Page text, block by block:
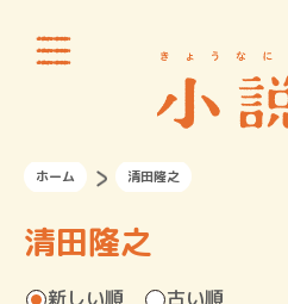
ホーム 清田隆之
清田隆之
新しい順 古い順